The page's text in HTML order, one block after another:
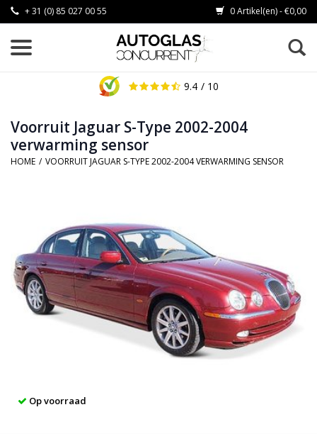
+ 31 (0) 85 027 00 55 0 Artikel(en) - €0,00
9.4 / 10
Voorruit Jaguar S-Type 2002-2004
verwarming sensor
HOME / VOORRUIT JAGUAR S-TYPE 2002-2004 VERWARMING SENSOR
Op voorraad